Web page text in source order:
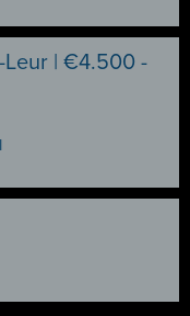
Leur | €4.500 -